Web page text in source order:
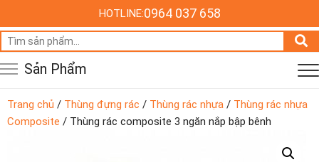
HOTLINE:0964 037 658
Tìm
kiếm:
Sản Phẩm
Trang chủ / Thùng đựng rác / Thùng rác nhựa / Thùng rác nhựa
Composite / Thùng rác composite 3 ngăn nắp bập bênh